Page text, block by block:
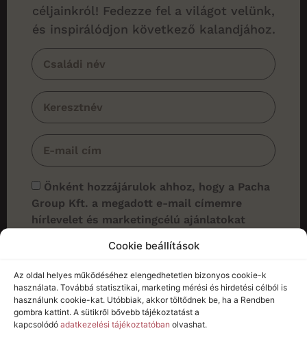
Cookie beállítások
Az oldal helyes működéséhez elengedhetetlen bizonyos cookie-k
használata. Továbbá statisztikai, marketing mérési és hirdetési célból is
használunk cookie-kat. Utóbbiak, akkor töltődnek be, ha a Rendben
gombra kattint. A sütikről bővebb tájékoztatást a
kapcsolódó adatkezelési tájékoztatóban olvashat.
céljainkról! Fedezze fel a világot velünk,
és inspirálódjon következő kalandjához.
Önként hozzájárulok ahhoz, hogy a Pacha
Group Kft. a megadott e-mail címemre
hírlevelet és marketingcélú ajánlatokat
hozzájárulásomat bármikor, indokolás
nélkül visszavonhatom a hírlevelekben
található leiratkozási linken vagy az
info@pachatravels.hu e-mail címen.
Megismertem azadatkezelési tájékoztatót.